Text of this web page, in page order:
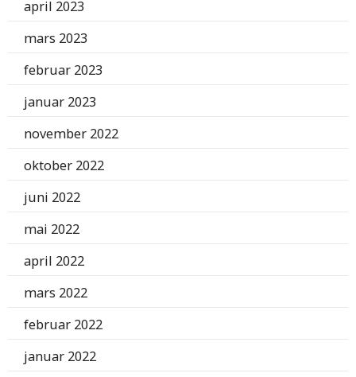
april 2023
mars 2023
februar 2023
januar 2023
november 2022
oktober 2022
juni 2022
mai 2022
april 2022
mars 2022
februar 2022
januar 2022